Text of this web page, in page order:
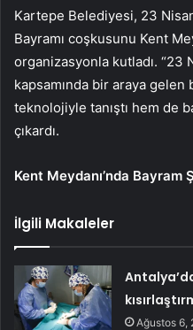
Kartepe Belediyesi, 23
Bayramı coşkusunu Kent
organizasyonla kutladı. “23
kapsamında bir araya
teknolojiyle tanıştı hem de
çıkardı.
Kent Meydanı’nda Bayram
İlgili Makaleler
Ağustos 6,